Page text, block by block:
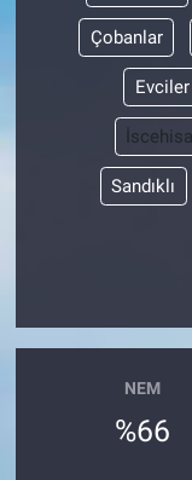
Çobanlar
Evciler
Sandıklı
NEM
%66